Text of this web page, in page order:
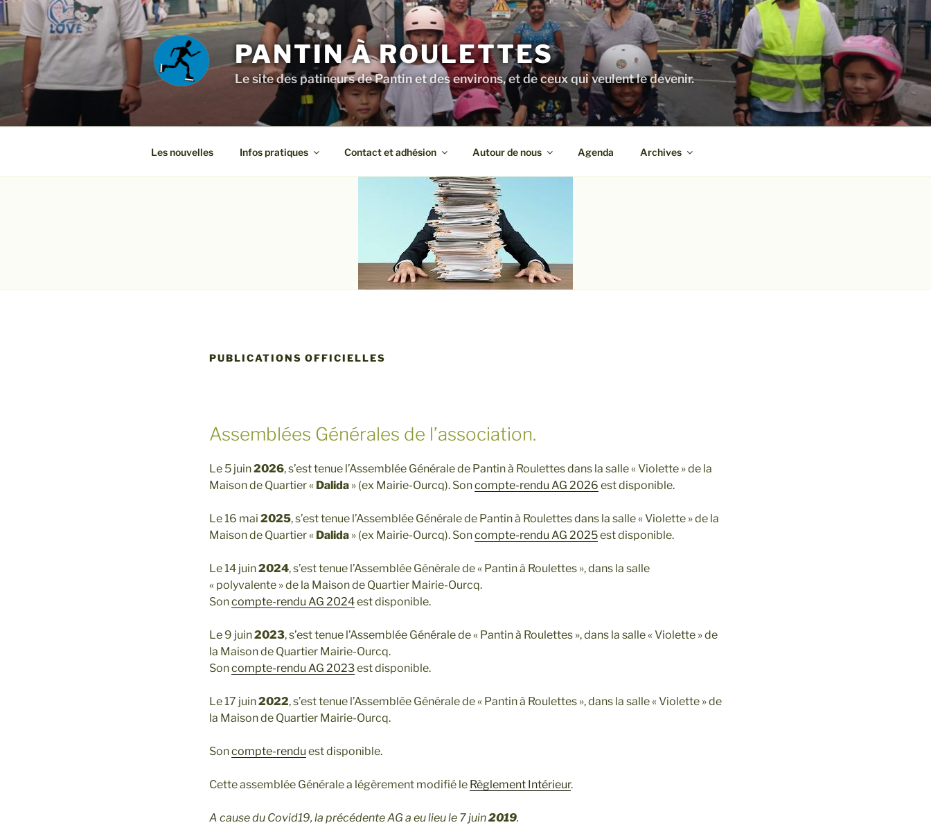
Aller
au
contenu
principal
PANTIN À ROULETTES
Le site des patineurs de Pantin et des environs, et de ceux qui veulent le devenir.
Les nouvelles Infos pratiques Contact et adhésion Autour de nous Agenda Archives
PUBLICATIONS OFFICIELLES
Assemblées Générales de l’association.
Le 5 juin2026, s’est tenue l’Assemblée Générale de Pantin à Roulettes dans la salle « Violette » de la
Maison de Quartier « Dalida » (ex Mairie-Ourcq). Soncompte-rendu AG 2026 est disponible.
Le 16 mai 2025, s’est tenue l’Assemblée Générale de Pantin à Roulettes dans la salle « Violette » de la
Maison de Quartier « Dalida » (ex Mairie-Ourcq). Soncompte-rendu AG 2025est disponible.
Le 14 juin2024, s’est tenue l’Assemblée Générale de « Pantin à Roulettes », dans la salle
« polyvalente » de la Maison de Quartier Mairie-Ourcq.
Soncompte-rendu AG 2024est disponible.
Le 9 juin2023, s’est tenue l’Assemblée Générale de « Pantin à Roulettes », dans la salle « Violette » de
la Maison de Quartier Mairie-Ourcq.
Soncompte-rendu AG 2023est disponible.
Le 17 juin2022, s’est tenue l’Assemblée Générale de « Pantin à Roulettes », dans la salle « Violette » de
la Maison de Quartier Mairie-Ourcq.
Soncompte-rendu est disponible.
Cette assemblée Générale a légèrement modifié le Règlement Intérieur.
A cause du Covid19, la précédente AG a eu lieu le 7 juin2019.